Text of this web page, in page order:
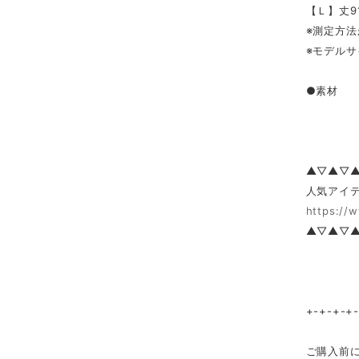
【Ｌ】
※測定方
※モデル
●素材
人気アイ
https://
+-+-+-
ご購入前